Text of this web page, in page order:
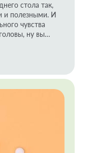
стола так,
и полезными. И
чувства
ну вы